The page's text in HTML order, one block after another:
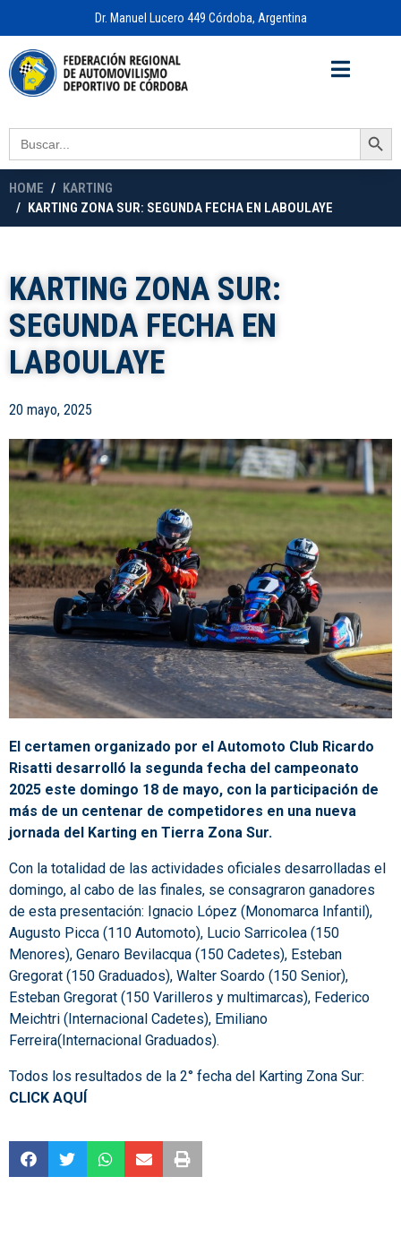
Dr. Manuel Lucero 449 Córdoba, Argentina
Search
for:
Search Button
HOME
KARTING
KARTING ZONA SUR: SEGUNDA FECHA EN LABOULAYE
KARTING ZONA SUR:
SEGUNDA FECHA EN
LABOULAYE
20 mayo, 2025
El certamen organizado por el Automoto Club Ricardo
Risatti desarrolló la segunda fecha del campeonato
2025 este domingo 18 de mayo, con la participación de
más de un centenar de competidores en una nueva
jornada del Karting en Tierra Zona Sur.
Con la totalidad de las actividades oficiales desarrolladas el
domingo, al cabo de las finales, se consagraron ganadores
de esta presentación: Ignacio López (Monomarca Infantil),
Augusto Picca (110 Automoto), Lucio Sarricolea (150
Menores), Genaro Bevilacqua (150 Cadetes), Esteban
Gregorat (150 Graduados), Walter Soardo (150 Senior),
Esteban Gregorat (150 Varilleros y multimarcas), Federico
Meichtri (Internacional Cadetes), Emiliano
Ferreira(Internacional Graduados).
Todos los resultados de la 2° fecha del Karting Zona Sur:
CLICK AQUÍ